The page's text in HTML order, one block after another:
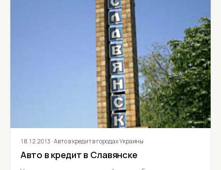
18.12.2013· Авто в кредит в городах Украины
Авто в кредит в Славянске